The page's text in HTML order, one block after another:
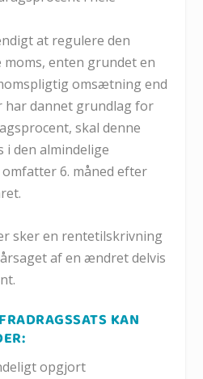
at regulere den
enten grundet en
omsætning end
har dannet grundlag for
skal denne
den almindelige
6. måned efter
sker en rentetilskrivning
af en ændret delvis
KAN
opgjort